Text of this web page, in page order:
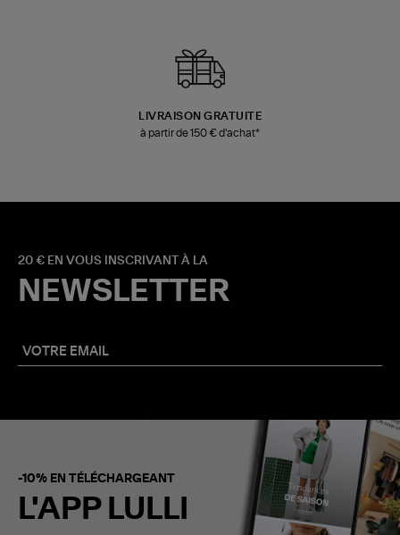
LIVRAISON GRATUITE
à partir de 150 € d'achat*
20 € EN VOUS INSCRIVANT À LA
NEWSLETTER
-10% EN TÉLÉCHARGEANT
L'APP LULLI